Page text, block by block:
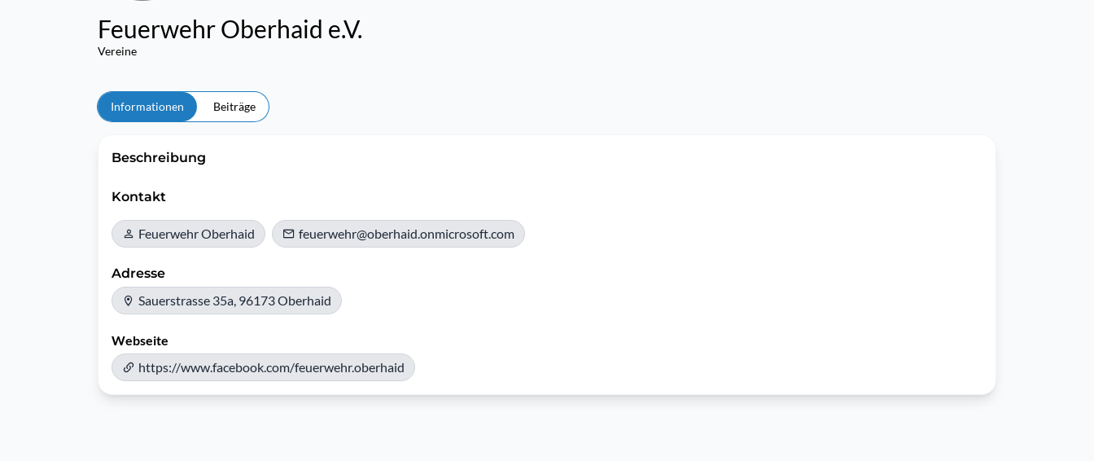
Feuerwehr Oberhaid e.V.
Vereine
Informationen Beiträge
Beschreibung
Kontakt
Feuerwehr Oberhaid feuerwehr@oberhaid.onmicrosoft.com
Adresse
Sauerstrasse 35a, 96173 Oberhaid
Webseite
https://www.facebook.com/feuerwehr.oberhaid